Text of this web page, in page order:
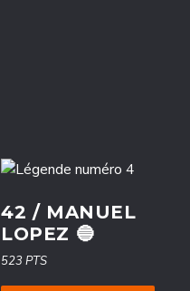
42 / MANUEL
LOPEZ 🔵
523 PTS